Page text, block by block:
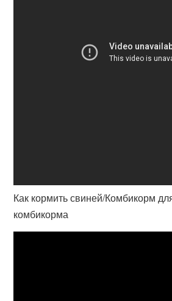
Как кормить свиней/Комбикорм
комбикорма